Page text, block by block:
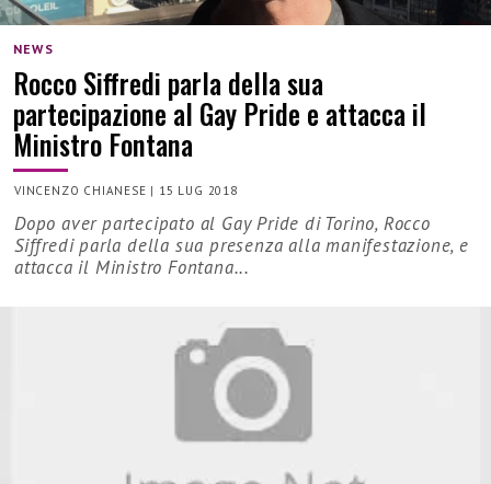
NEWS
Rocco Siffredi parla della sua
partecipazione al Gay Pride e attacca il
Ministro Fontana
VINCENZO CHIANESE | 15 LUG 2018
Dopo aver partecipato al Gay Pride di Torino, Rocco
Siffredi parla della sua presenza alla manifestazione, e
attacca il Ministro Fontana...